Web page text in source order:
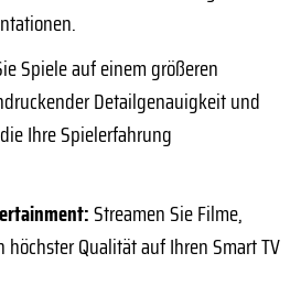
Spiele auf einem größeren
Detailgenauigkeit und
Ihre Spielerfahrung
Streamen Sie Filme,
Qualität auf Ihren Smart TV